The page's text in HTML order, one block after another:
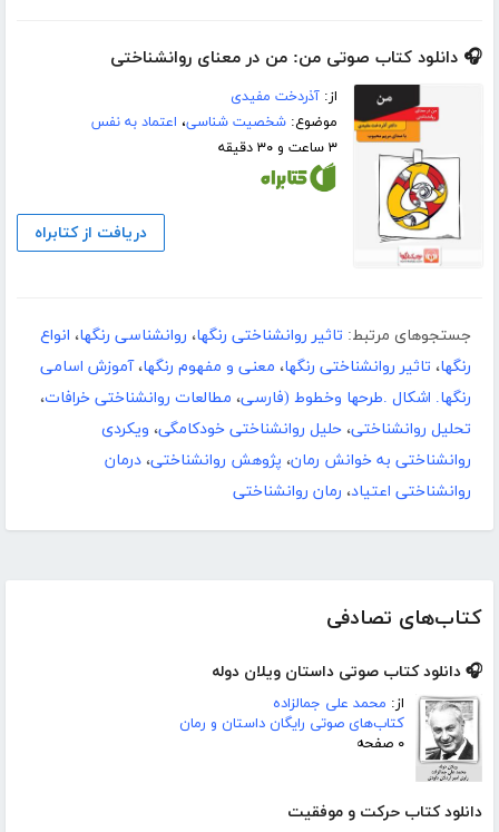
کتاب‌های تصادفی
🎧 دانلود کتاب صوتی داستان ویلان دوله
از: محمد علی جمالزاده
کتاب‌های صوتی رایگان داستان و رمان
۰ صفحه
دانلود کتاب حرکت و موفقیت
🎧 دانلود کتاب صوتی من: من در معنای روانشناختی
از:آذردخت مفیدی
موضوع:شخصیت شناسی، اعتماد به نفس
۳ ساعت و ۳۰ دقیقه
دریافت از کتابراه
جستجوهای مرتبط: تاثیر روانشناختی رنگها، روانشناسی رنگها، انواع
رنگها، تاثیر روانشناختی رنگها، معنی و مفهوم رنگها،آموزش اسامی
رنگها. اشکال .طرحها وخطوط (فارسی، مطالعات روانشناختی خرافات،
تحلیل روانشناختی، حلیل روانشناختی خودکامگی، ویکردی
روانشناختی به خوانش رمان، پژوهش روانشناختی، درمان
روانشناختی اعتیاد، رمان روانشناختی